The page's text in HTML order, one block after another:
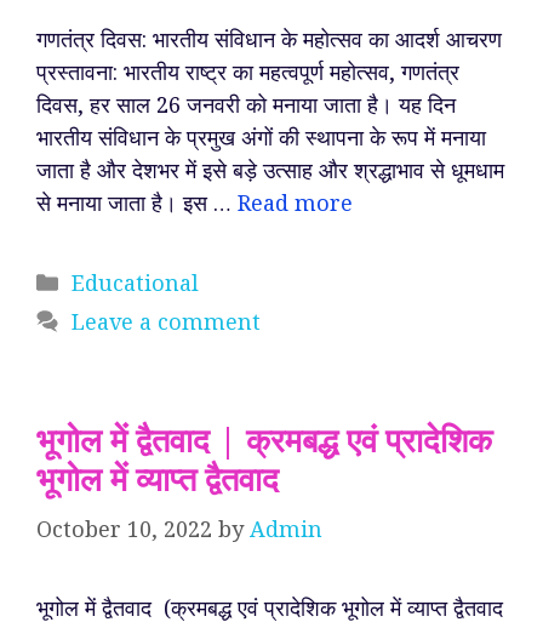
गणतंत्र दिवस: भारतीय संविधान के महोत्सव का आदर्श आचरण
प्रस्तावना: भारतीय राष्ट्र का महत्वपूर्ण महोत्सव, गणतंत्र
दिवस, हर साल 26 जनवरी को मनाया जाता है। यह दिन
भारतीय संविधान के प्रमुख अंगों की स्थापना के रूप में मनाया
जाता है और देशभर में इसे बड़े उत्साह और श्रद्धाभाव से धूमधाम
से मनाया जाता है। इस … Read more
Categories
Educational
Leave a comment
भूगोल में द्वैतवाद | क्रमबद्ध एवं प्रादेशिक
भूगोल में व्याप्त द्वैतवाद
October 10, 2022 byAdmin
भूगोल में द्वैतवाद (क्रमबद्ध एवं प्रादेशिक भूगोल में व्याप्त द्वैतवाद